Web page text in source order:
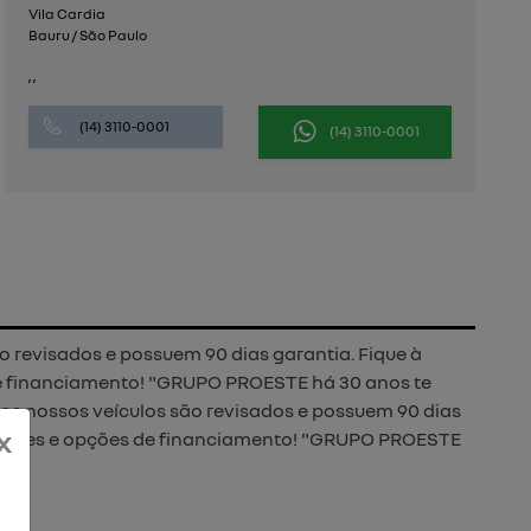
Vila Cardia
Bauru / São Paulo
(14) 3110-0001 (14) 3110-0001
e possuem 90 dias garantia. Fique à
"GRUPO PROESTE há 30 anos te
nossos veículos são revisados e possuem 90 dias
e opções de financiamento! "GRUPO PROESTE